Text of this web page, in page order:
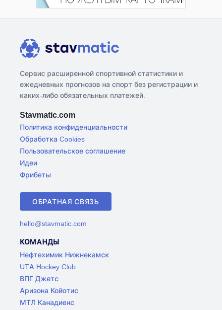
Сервис расширенной спортивной статистики и
ежедневных прогнозов на спорт без регистрации и
каких-либо обязательных платежей.
Stavmatic.com
Политика конфиденциальности
Обработка Cookies
Пользовательское соглашение
Идеи
Фрибеты
ОБРАТНАЯ СВЯЗЬ
hello@stavmatic.com
КОМАНДЫ
Нефтехимик Нижнекамск
UTA Hockey Club
ВПГ Джетс
Аризона Койотис
МТЛ Канадиенс